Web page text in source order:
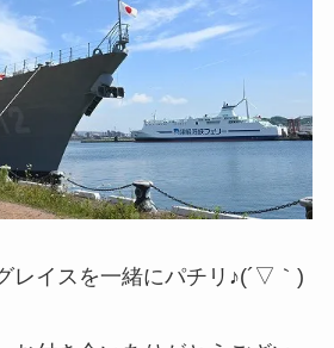
レイスを一緒にパチリ♪(´▽｀)